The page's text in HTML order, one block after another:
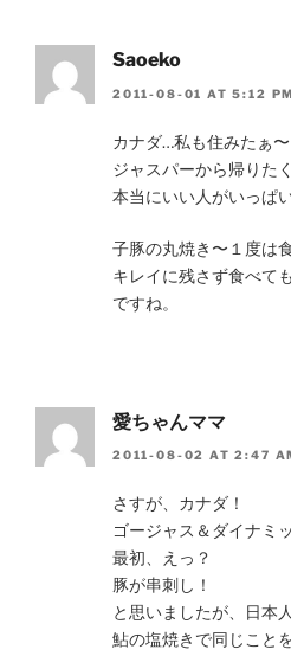
Saoeko
2011-08-01 AT 5:12 PM
カナダ…私も住みたぁ〜
ジャスパーから帰りた
本当にいい人がいっぱ
子豚の丸焼き〜１度は
キレイに残さず食べて
ですね。
愛ちゃんママ
2011-08-02 AT 2:47
さすが、カナダ！
ゴージャス＆ダイナミ
最初、えっ？
豚が串刺し！
と思いましたが、日本
鮎の塩焼きで同じこと